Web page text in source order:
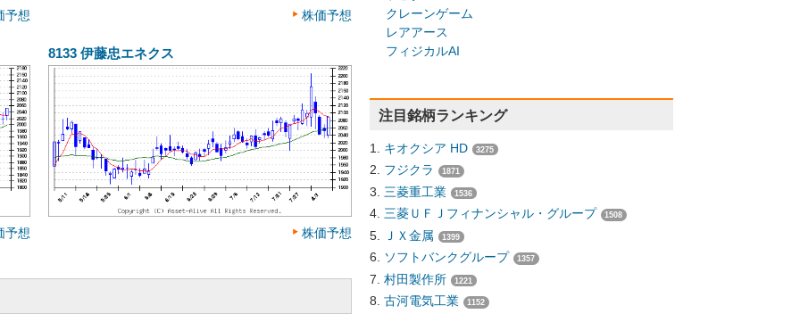
予想 株価予想
予想
8133 伊藤忠エネクス
株価予想
クレーンゲーム
レアアース
フィジカルAI
注目銘柄ランキング
キオクシア HD 3275
フジクラ 1871
三菱重工業 1536
三菱ＵＦＪフィナンシャル・グループ 1508
ＪＸ金属 1399
ソフトバンクグループ 1357
村田製作所 1221
古河電気工業 1152